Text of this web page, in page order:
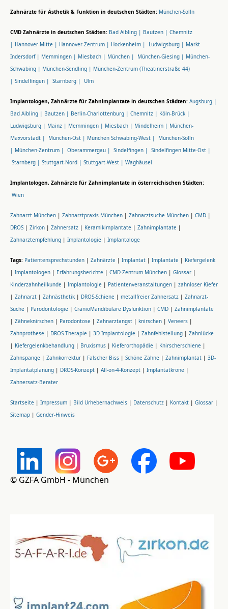
Zahnärzte für Ästhetik & Funktion in deutschen Städten: München-Solln
CMD Zahnärzte in deutschen Städten: Bad Aibling | Bautzen | Chemnitz
| Hannover-Mitte | Hannover-Zentrum | Hockenheim | Ludwigsburg | Markt
Indersdorf | Memmingen | Miesbach | München | München-Giesing | München-
Schwabing | München-Sendling | München-Zentrum (Theatinerstraße 44)
| Sindelfingen | Starnberg | Ulm
Implantologen, Zahnärzte für Zahnimplantate in deutschen Städten: Augsburg |
Bad Aibling | Bautzen | Berlin-Charlottenburg | Chemnitz | Köln-Brück |
Ludwigsburg | Mainz | Memmingen | Miesbach | Mindelheim | München-
Maxvorstadt |
München-Ost | München Schwabing-West |
München-Solln
| München-Zentrum | Oberammergau | Sindelfingen | Sindelfingen Mitte-Ost |
Starnberg | Stuttgart-Nord | Stuttgart-West | Waghäusel
Implantologen, Zahnärzte für Zahnimplantate in österreichischen Städten:
Wien
Zahnarzt München | Zahnarztpraxis München | Zahnarztsuche München | CMD |
DROS | Zirkon | Zahnersatz | Keramikimplantate | Zahnimplantate |
Zahnarztempfehlung | Implantologie | Implantologe
Tags: Patientensprechstunden | Zahnärzte | Implantat | Implantate | Kiefergelenk
| Implantologen | Erfahrungsberichte | CMD-Zentrum München | Glossar |
Kinderzahnheilkunde | Implantologie | Patientenveranstaltungen | zahnloser Kiefer
| Zahnarzt | Zahnästhetik | DROS-Schiene | metallfreier Zahnersatz | Zahnarzt-
Suche | Parodontologie | CranioMandibuläre Dysfunktion | CMD | Zahnimplantate
| Zähneknirschen | Parodontose | Zahnarztangst | knirschen | Veneers |
Zahnprothese | DROS-Therapie | 3D-Implantologie | Zahnfehlstellung | Zahnlücke
| Kiefergelenkbehandlung | Bruxismus | Kieferorthopädie | Knirscherschiene |
Zahnspange | Zahnkorrektur | Falscher Biss | Schöne Zähne | Zahnimplantat | 3D-
Implantatplanung | DROS-Konzept | All-on-4-Konzept | Implantatkrone |
Zahnersatz-Berater
Startseite | Impressum | Bild Urhebernachweis | Datenschutz | Kontakt | Glossar |
Sitemap | Gender-Hinweis
© GZFA GmbH - München